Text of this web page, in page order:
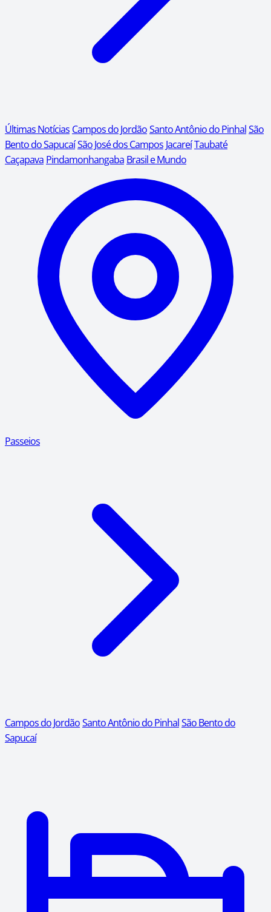
Últimas Notícias Campos do JordãoSanto Antônio do PinhalSão
Bento do SapucaíSão José dos Campos JacareíTaubaté
Caçapava Pindamonhangaba Brasil e Mundo
Passeios
Campos do JordãoSanto Antônio do PinhalSão Bento do
Sapucaí